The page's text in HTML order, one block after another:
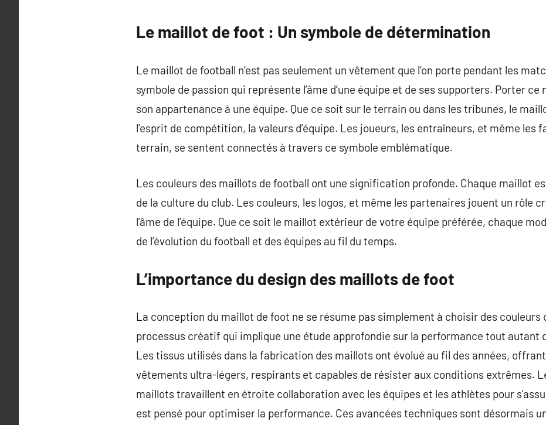
Le maillot de foot : Un symbole de détermination
Le maillot de football n’est pas seulement un vêtement que l’on porte pendant les
symbole de passion qui représente l’âme d’une équipe et de ses supporters. Porter
son appartenance à une équipe. Que ce soit sur le terrain ou dans les tribunes, le
l’esprit de compétition, la valeurs d’équipe. Les joueurs, les entraîneurs, et même les
terrain, se sentent connectés à travers ce symbole emblématique.
Les couleurs des maillots de football ont une signification profonde. Chaque maillot
de la culture du club. Les couleurs, les logos, et même les partenaires jouent un rôle
l’âme de l’équipe. Que ce soit le maillot extérieur de votre équipe préférée, chaque
de l’évolution du football et des équipes au fil du temps.
L’importance du design des maillots de foot
La conception du maillot de foot ne se résume pas simplement à choisir des couleurs
processus créatif qui implique une étude approfondie sur la performance tout autant
Les tissus utilisés dans la fabrication des maillots ont évolué au fil des années,
vêtements ultra-légers, respirants et capables de résister aux conditions extrêmes.
maillots travaillent en étroite collaboration avec les équipes et les athlètes pour
est pensé pour optimiser la performance. Ces avancées techniques sont désormais